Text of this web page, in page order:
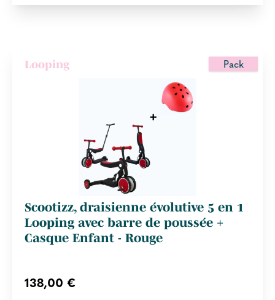
Pack
Looping
Scootizz, draisienne évolutive 5 en 1
Looping avec barre de poussée +
Casque Enfant - Rouge
138,00 €